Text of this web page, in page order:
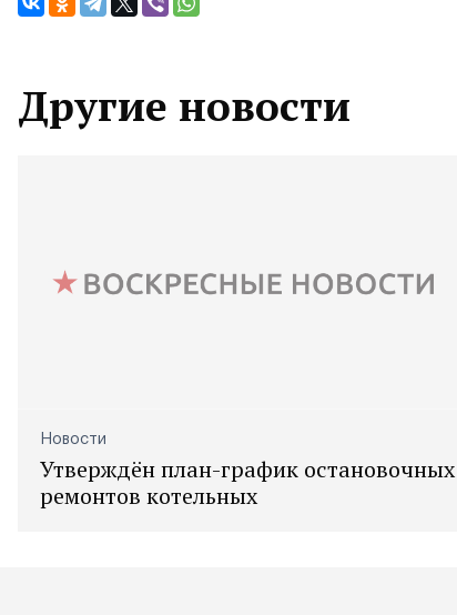
Другие новости
Новости
Утверждён план-график остановочных
ремонтов котельных